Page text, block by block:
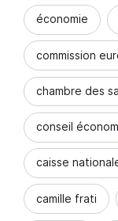
économie
commission
chambre des
conseil
caisse
camille frati